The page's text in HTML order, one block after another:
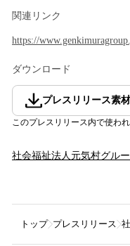
関連リンク
https://
ダウンロード
プレスリリース素材
このプレスリリース内で使わ
社会福祉法人元気村グル
トップ プレスリリース